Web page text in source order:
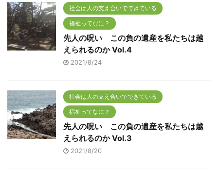
社会は人の支え合いでできている
福祉ってなに？
先人の呪い この負の遺産を私たちは越
えられるのか Vol.4
2021/8/24
社会は人の支え合いでできている
福祉ってなに？
先人の呪い この負の遺産を私たちは越
えられるのか Vol.3
2021/8/20